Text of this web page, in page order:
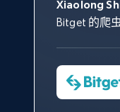
Twitter posts
ID, User posted,
10.3K+
Xiaolong
Bitget 的爬
（
数据科学专
其支持团
Charmagne
—— Shopee
tgndata 的首
沟通，他
助。
Convert